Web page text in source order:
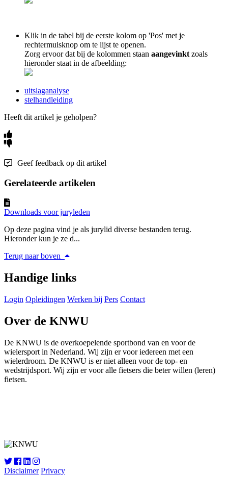
Klik in de tabel bij de eerste kolom op 'Pos' met je
rechtermuisknop om te lijst te openen.
Zorg ervoor dat bij de kolommen staan aangevinkt zoals
hieronder staat in de afbeelding:
uitslaganalyse
stelhandleiding
Heeft dit artikel je geholpen?
Geef feedback op dit artikel
Gerelateerde artikelen
Downloads voor juryleden
Op deze pagina vind je als jurylid diverse bestanden terug.
Hieronder kun je ze d...
Terug naar boven
Handige links
Login Opleidingen Werken bij Pers Contact
Over de KNWU
De KNWU is de overkoepelende sportbond van en voor de
wielersport in Nederland. Wij zijn er voor iedereen met een
wielerdroom. De KNWU is er niet alleen voor de top- en
wedstrijdsport. Wij zijn er voor alle fietsers die beter willen (leren)
fietsen.
Disclaimer Privacy